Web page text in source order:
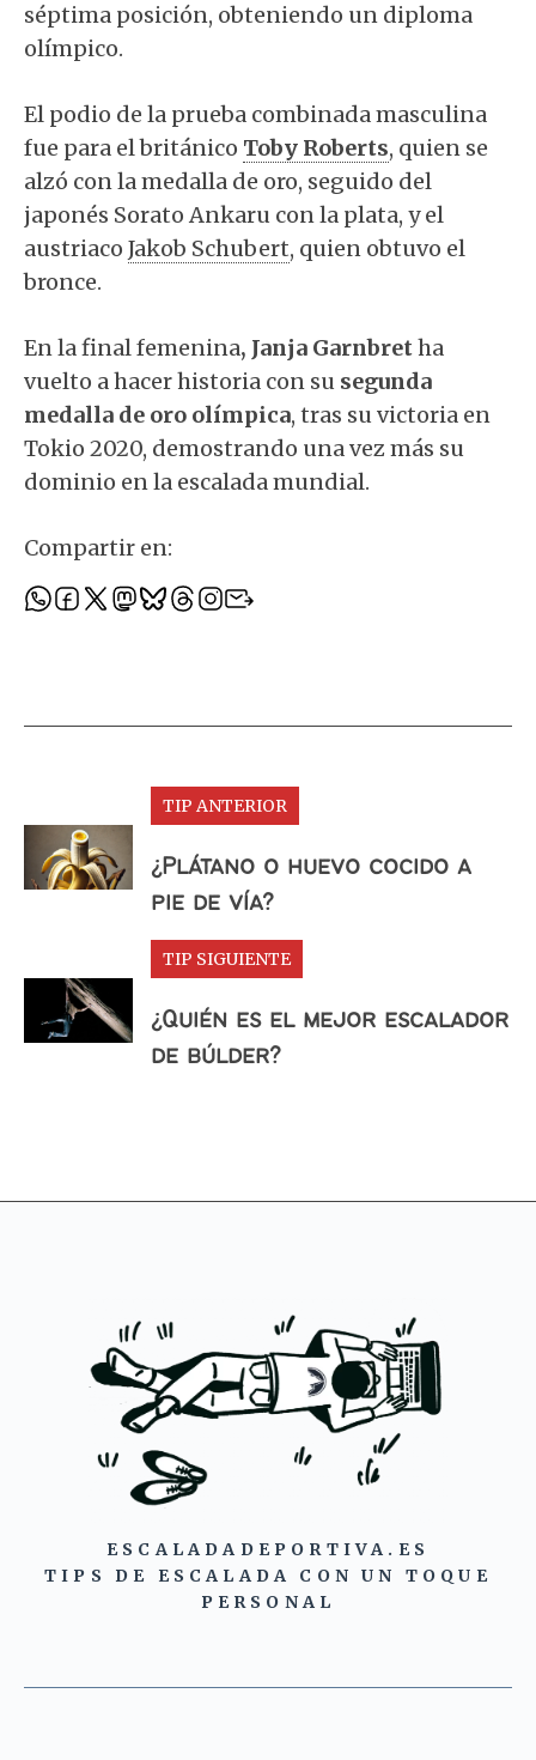
séptima posición, obteniendo un diploma
olímpico.
El podio de la prueba combinada masculina
fue para el británico Toby Roberts, quien se
alzó con la medalla de oro, seguido del
japonés Sorato Ankaru con la plata, y el
austriaco Jakob Schubert, quien obtuvo el
bronce.
En la final femenina, Janja Garnbretha
vuelto a hacer historia con su segunda
medalla de oro olímpica, tras su victoria en
Tokio 2020, demostrando una vez más su
dominio en la escalada mundial.
Compartir en:
TIP ANTERIOR
¿Plátano o huevo cocido a
pie de vía?
TIP SIGUIENTE
¿Quién es el mejor escalador
de búlder?
ESCALADADEPORTIVA.ES
TIPS DE ESCALADA CON UN TOQUE
PERSONAL